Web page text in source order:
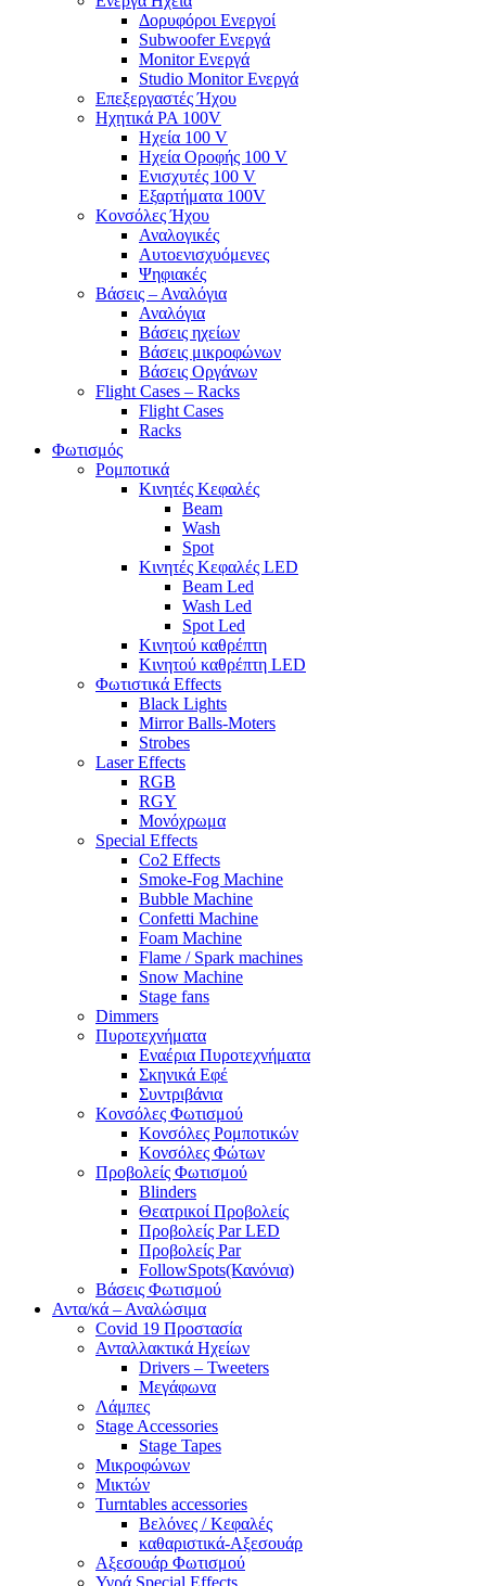
Δορυφόροι Ενεργοί
Subwoofer Ενεργά
Monitor Ενεργά
Studio Monitor Ενεργά
Επεξεργαστές Ήχου
Ηχητικά PA 100V
Ηχεία 100 V
Ηχεία Οροφής 100 V
Ενισχυτές 100 V
Εξαρτήματα 100V
Κονσόλες Ήχου
Αναλογικές
Αυτοενισχυόμενες
Ψηφιακές
Βάσεις – Αναλόγια
Αναλόγια
Βάσεις ηχείων
Βάσεις μικροφώνων
Βάσεις Οργάνων
Flight Cases – Racks
Flight Cases
Racks
Φωτισμός
Ρομποτικά
Κινητές Κεφαλές
Beam
Wash
Spot
Κινητές Κεφαλές LED
Beam Led
Wash Led
Spot Led
Κινητού καθρέπτη
Κινητού καθρέπτη LED
Φωτιστικά Effects
Black Lights
Mirror Balls-Moters
Strobes
Laser Effects
RGB
RGY
Μονόχρωμα
Special Effects
Co2 Effects
Smoke-Fog Machine
Bubble Machine
Confetti Machine
Foam Machine
Flame / Spark machines
Snow Machine
Stage fans
Dimmers
Πυροτεχνήματα
Εναέρια Πυροτεχνήματα
Σκηνικά Εφέ
Συντριβάνια
Κονσόλες Φωτισμού
Κονσόλες Ρομποτικών
Κονσόλες Φώτων
Προβολείς Φωτισμού
Blinders
Θεατρικοί Προβολείς
Προβολείς Par LED
Προβολείς Par
FollowSpots(Κανόνια)
Βάσεις Φωτισμού
Αντα/κά – Αναλώσιμα
Covid 19 Προστασία
Ανταλλακτικά Ηχείων
Drivers – Tweeters
Μεγάφωνα
Λάμπες
Stage Accessories
Stage Tapes
Μικροφώνων
Μικτών
Turntables accessories
Βελόνες / Κεφαλές
καθαριστικά-Αξεσουάρ
Αξεσουάρ Φωτισμού
Υγρά Special Effects